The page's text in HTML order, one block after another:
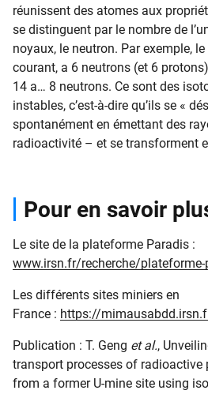
réunissent des atomes aux
se distinguent par le nombre de
noyaux, le neutron. Par exemple,
courant, a 6 neutrons (et 6
14 a… 8 neutrons. Ce sont des
instables, c’est-à-dire qu’ils se «
spontanément en émettant des
radioactivité – et se transforment
Pour en savoir
Le site de la plateforme Paradis :
www.irsn.fr/recherche/
Les différents sites miniers en
France : https://
Publication : T. Geng et al.,
transport processes of
from a former U-mine site using